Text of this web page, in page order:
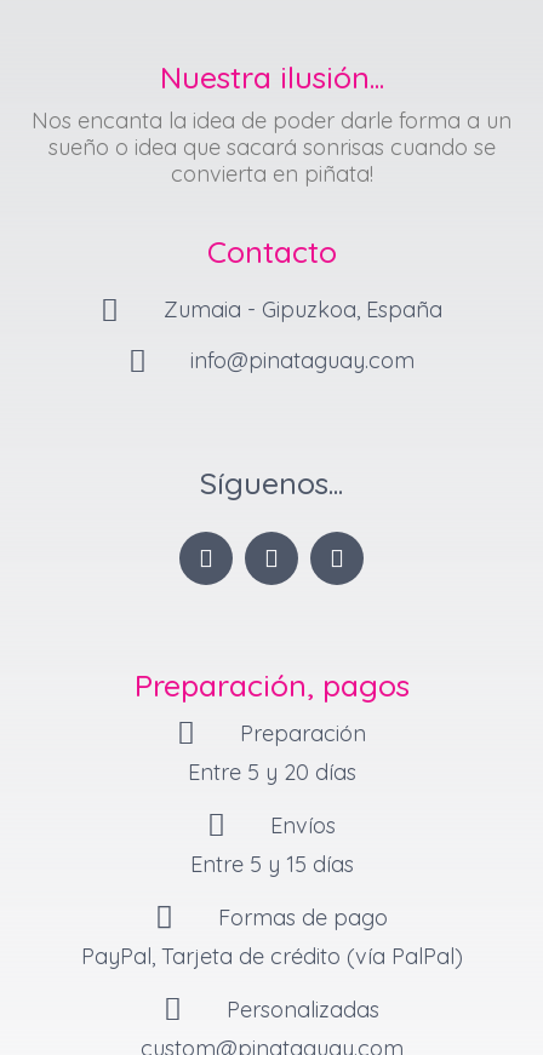
Nuestra ilusión...
Nos encanta la idea de poder darle forma a un
sueño o idea que sacará sonrisas cuando se
convierta en piñata!
Contacto
Zumaia - Gipuzkoa, España
info@pinataguay.com
Síguenos...
I
n
s
r
F
a
c
o
-
P
i
n
e
t
Preparación, pagos
Preparación
Entre 5 y 20 días
Envíos
Entre 5 y 15 días
Formas de pago
PayPal, Tarjeta de crédito (vía PalPal)
Personalizadas
custom@pinataguay.com